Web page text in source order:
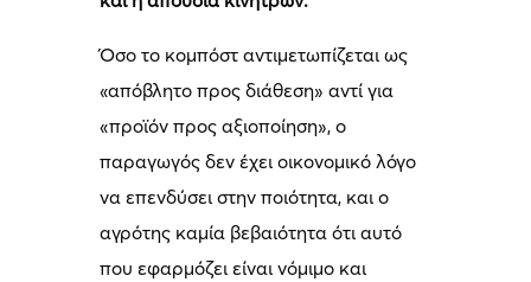
Όσο το κομπόστ αντιμετωπίζεται ως
«απόβλητο προς διάθεση» αντί για
«προϊόν προς αξιοποίηση», ο
παραγωγός δεν έχει οικονομικό λόγο
να επενδύσει στην ποιότητα, και ο
αγρότης καμία βεβαιότητα ότι αυτό
που εφαρμόζει είναι νόμιμο και